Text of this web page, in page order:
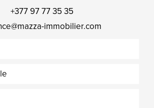
+377 97 77 35 35
immobilier.com